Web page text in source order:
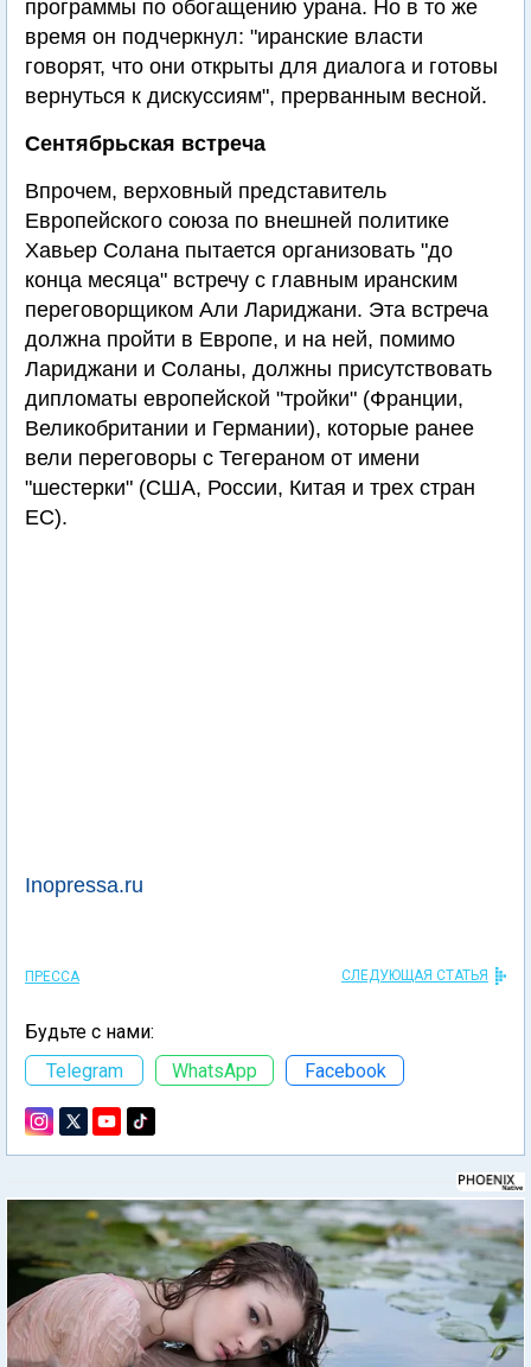
программы по обогащению урана. Но в то же
время он подчеркнул: "иранские власти
говорят, что они открыты для диалога и готовы
вернуться к дискуссиям", прерванным весной.
Сентябрьская встреча
Впрочем, верховный представитель
Европейского союза по внешней политике
Хавьер Солана пытается организовать "до
конца месяца" встречу с главным иранским
переговорщиком Али Лариджани. Эта встреча
должна пройти в Европе, и на ней, помимо
Лариджани и Соланы, должны присутствовать
дипломаты европейской "тройки" (Франции,
Великобритании и Германии), которые ранее
вели переговоры с Тегераном от имени
"шестерки" (США, России, Китая и трех стран
ЕС).
Inopressa.ru
ПРЕССА СЛЕДУЮЩАЯ СТАТЬЯ
Будьте с нами:
Telegram
WhatsApp Facebook